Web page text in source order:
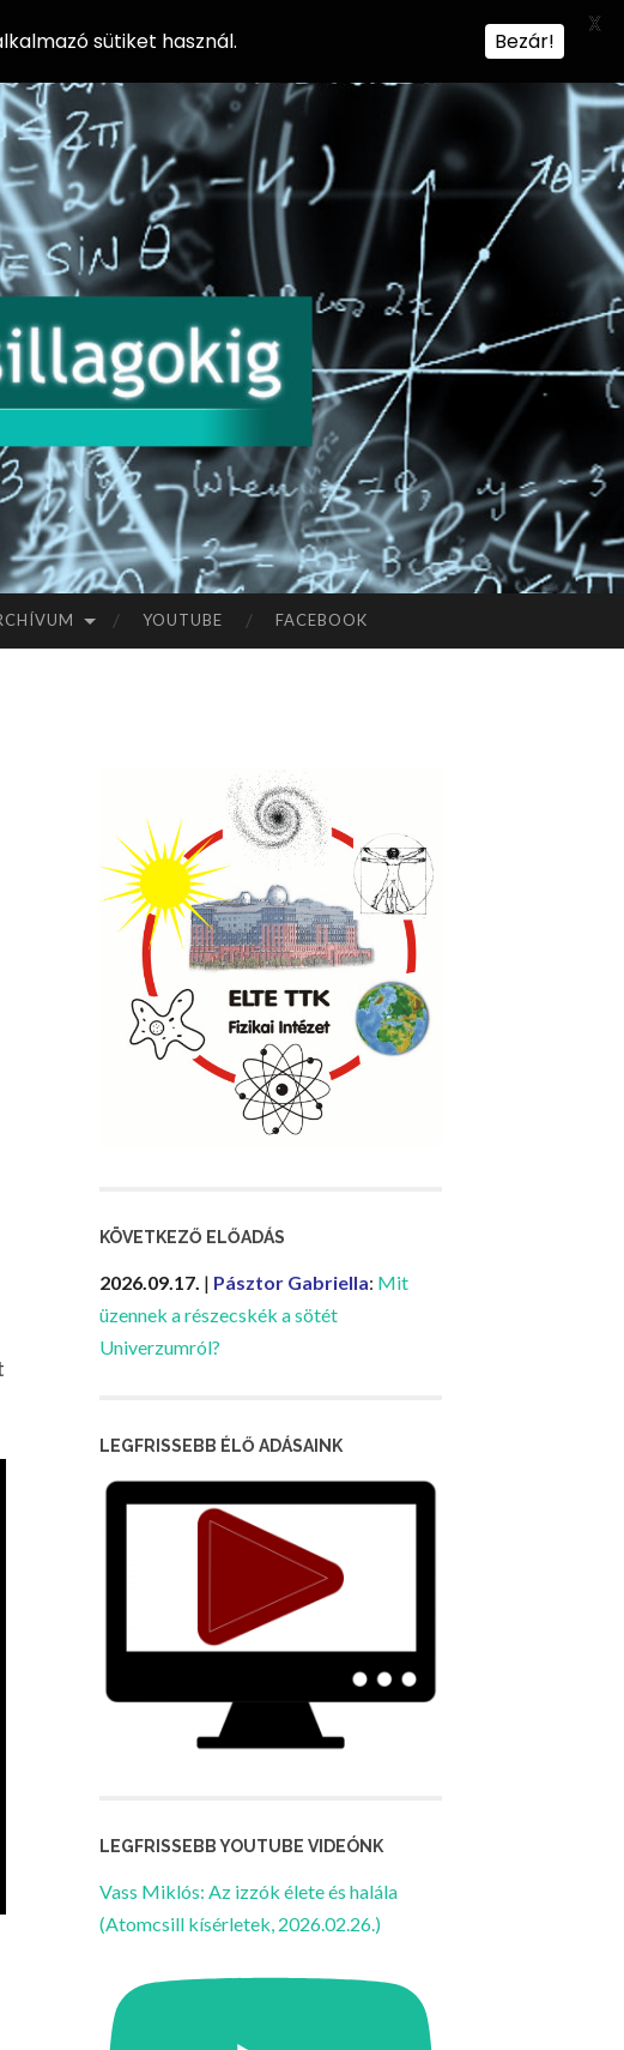
YOUTUBE FACEBOOK
KÖVETKEZŐ ELŐADÁS
2026.09.17. | Pásztor Gabriella: Mit
üzennek a részecskék a sötét
Univerzumról?
LEGFRISSEBB ÉLŐ ADÁSAINK
LEGFRISSEBB YOUTUBE VIDEÓNK
Vass Miklós: Az izzók élete és halála
(Atomcsill kísérletek, 2026.02.26.)
sütiket használ. Bezár!
X